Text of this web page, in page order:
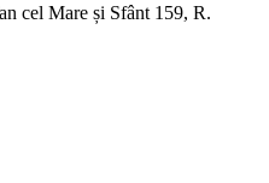
cel Mare și Sfânt 159, R.